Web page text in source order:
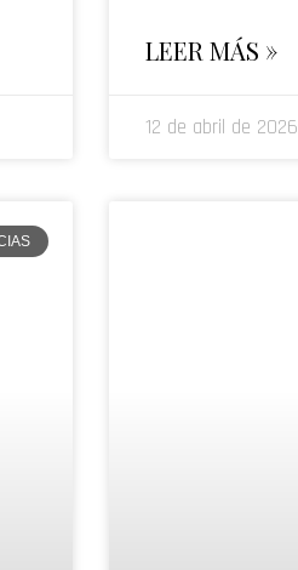
LEER MÁS »
12 de abril de 2026